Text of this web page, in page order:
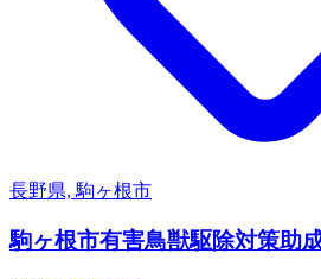
長野県, 駒ヶ根市
駒ヶ根市有害鳥獣駆除対策助